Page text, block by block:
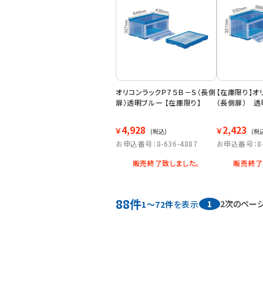
オリコンラックＰ７５Ｂ－Ｓ（長側
扉）透明ブルー 【在庫限り】
￥4,928 (税込)
お申込番号：8-636-4887
販売終了致しました。
【在庫限り】オ
（長側扉）
￥2,423 (税
お申込番号
販売終了
88件1～72件を表示 1 2次のペー